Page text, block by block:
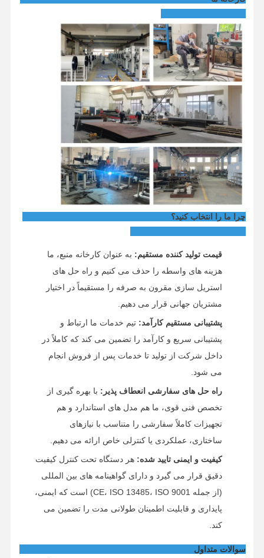
چرا ما را انتخاب کنید؟
قیمت تولید کننده مستقیم: به عنوان کارخانه منبع، ما
هزینه های واسطه را حذف می کنیم و راه حل های
استریل سازی مقرون به صرفه را مستقیماً در اختیار
مشتریان جهانی قرار می دهیم.
پشتیبانی مستقیم کارآمد: تیم خدمات ما ارتباط و
پشتیبانی سریع و کارآمد را تضمین می کند که کاملاً در
داخل شرکت از تولید تا خدمات پس از فروش انجام
می شود.
راه حل های سفارشی انعطاف پذیر: با بهره گیری از
تخصص فنی قوی، ما هم مدل های استاندارد و هم
تجهیزات کاملاً سفارشی را متناسب با نیازهای
ساختاری، عملکردی یا کنترلی خاص ارائه می دهیم.
کیفیت و ایمنی تایید شده: هر دستگاه تحت کنترل کیفیت
دقیق قرار می گیرد و دارای گواهینامه های بین المللی
(از جمله CE، ISO 13485، ISO 9001) است که ایمنی،
پایداری و قابلیت اطمینان طولانی مدت را تضمین می
کند.
سوالات متداول